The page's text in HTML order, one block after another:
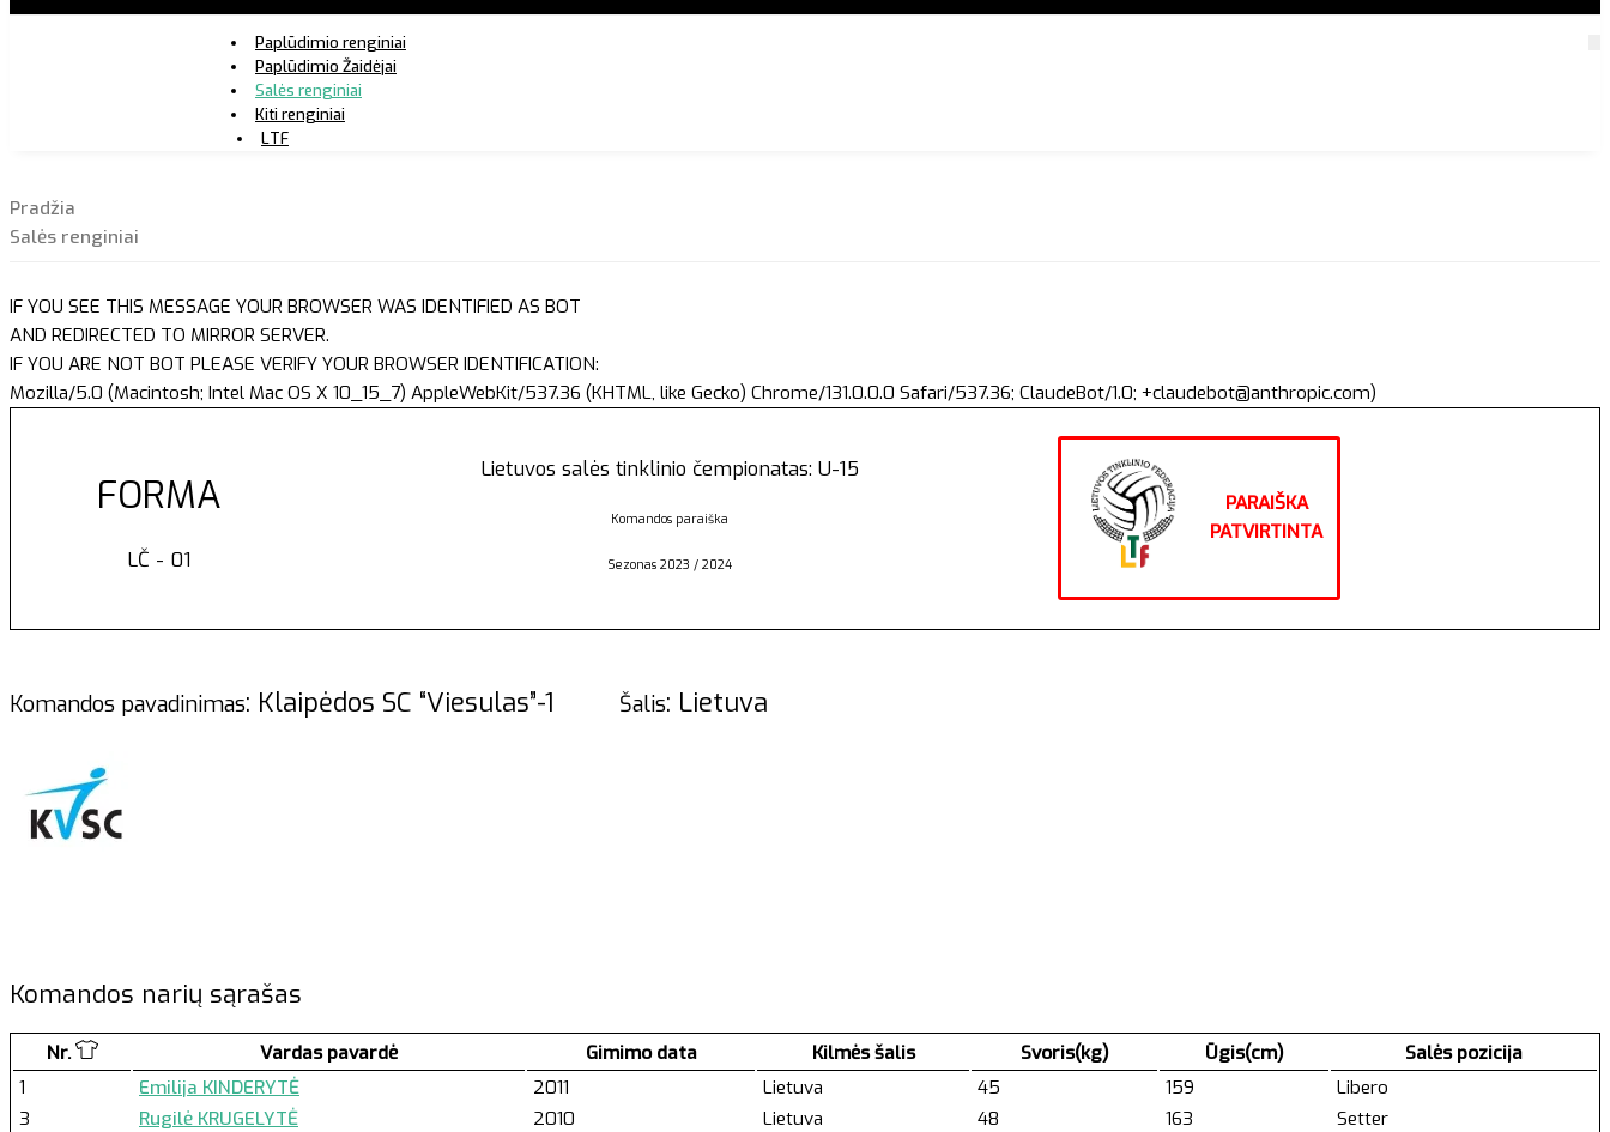
Paplūdimio renginiai
Paplūdimio Žaidėjai
Salės renginiai
Kiti renginiai
LTF
Pradžia
Salės renginiai
IF YOU SEE THIS MESSAGE YOUR BROWSER WAS IDENTIFIED AS BOT
AND REDIRECTED TO MIRROR SERVER.
IF YOU ARE NOT BOT PLEASE VERIFY YOUR BROWSER IDENTIFICATION:
Mozilla/5.0 (Macintosh; Intel Mac OS X 10_15_7) AppleWebKit/537.36 (KHTML, like Gecko) Chrome/131.0.0.0 Safari/537.36; ClaudeBot/1.0; +claudebot@anthropic.com)
FORMA
LČ - 01
Lietuvos salės tinklinio čempionatas: U-15
Komandos paraiška
Sezonas 2023 / 2024
PARAIŠKA
PATVIRTINTA
Komandos pavadinimas: Klaipėdos SC “Viesulas”-1 Šalis: Lietuva
Komandos narių sąrašas
Nr. Vardas pavardė Gimimo data Kilmės šalis Svoris(kg) Ūgis(cm)
Salės pozicija
1
Emilija KINDERYTĖ 2011 Lietuva 45 159
Libero
3
Rugilė KRUGELYTĖ 2010 Lietuva 48 163
Setter